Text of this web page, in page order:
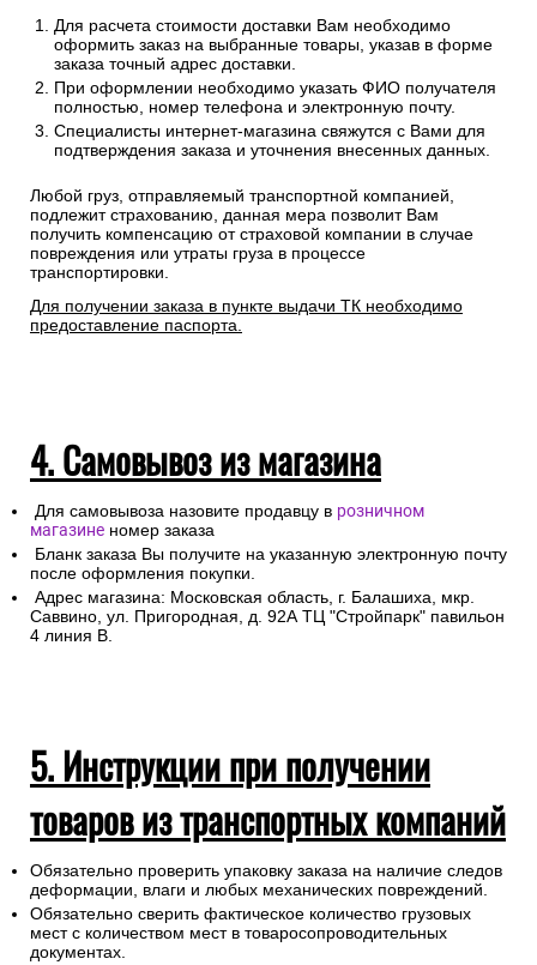
Для расчета стоимости доставки Вам необходимо
оформить заказ на выбранные товары, указав в форме
заказа точный адрес доставки.
При оформлении необходимо указать ФИО получателя
полностью, номер телефона и электронную почту.
Специалисты интернет-магазина свяжутся с Вами для
подтверждения заказа и уточнения внесенных данных.
Любой груз, отправляемый транспортной компанией,
подлежит страхованию, данная мера позволит Вам
получить компенсацию от страховой компании в случае
повреждения или утраты груза в процессе
транспортировки.
Для получении заказа в пункте выдачи ТК необходимо
предоставление паспорта.
4. Самовывоз из магазина
Для самовывоза назовите продавцу в розничном
магазине номер заказа
Бланк заказа Вы получите на указанную электронную почту
после оформления покупки.
Адрес магазина: Московская область, г. Балашиха, мкр.
Саввино, ул. Пригородная, д. 92А ТЦ "Стройпарк" павильон
4 линия В.
5. Инструкции при получении
товаров из транспортных компаний
Обязательно проверить упаковку заказа на наличие следов
деформации, влаги и любых механических повреждений.
Обязательно сверить фактическое количество грузовых
мест с количеством мест в товаросопроводительных
документах.